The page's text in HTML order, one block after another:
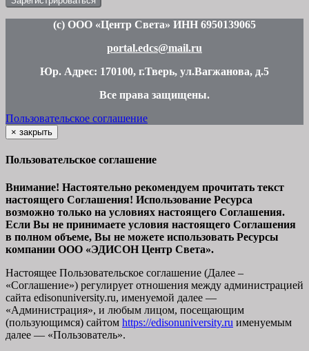
(c) ООО «Центр Света» ИНН 6950139065
portal.edcs@mail.ru
Юр. Адрес: 170100, г.Тверь, ул.Вагжанова, д.5
Все права защищены.
Пользовательское соглашение
× закрыть
Пользовательское соглашение
Внимание! Настоятельно рекомендуем прочитать текст
настоящего Соглашения! Использование Ресурса
возможно только на условиях настоящего Соглашения.
Если Вы не принимаете условия настоящего Соглашения
в полном объеме, Вы не можете использовать Ресурсы
компании ООО «ЭДИСОН Центр Света».
Настоящее Пользовательское соглашение (Далее –
«Соглашение») регулирует отношения между администрацией
сайта edisonuniversity.ru, именуемой далее —
«Администрация», и любым лицом, посещающим
(пользующимся) сайтом https://edisonuniversity.ru именуемым
далее — «Пользователь».